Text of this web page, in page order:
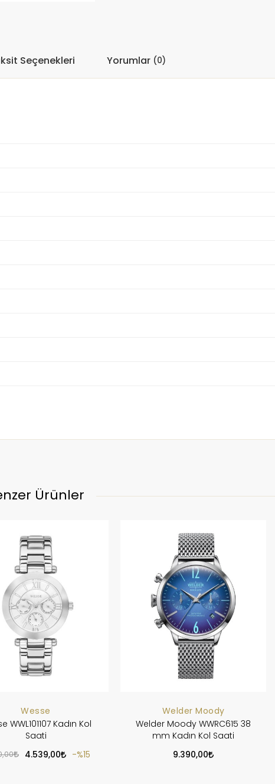
Seçenekleri Yorumlar (0)
Ürünler
Wesse
WWL101107 Kadın Kol
Saati
4.539,00 %15
Welder Moody
Welder Moody WWRC615 38
mm Kadın Kol Saati
9.390,00